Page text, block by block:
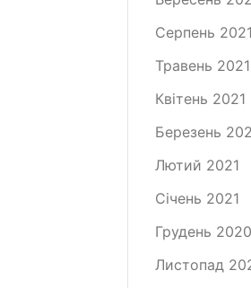
Серпень 2021
Травень 2021
Квітень 2021
Березень
Лютий 2021
Січень 2021
Грудень 2020
Листопад